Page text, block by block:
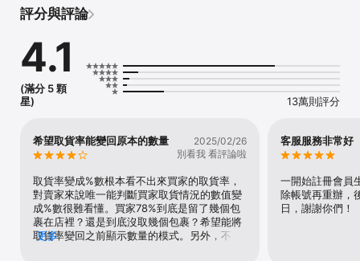
會員於7-ELEVEN消費出示uniopen會員條碼、報手機號碼或使用
值商品。
【功能介紹】
1.累積-查詢最新點數優惠情報、累點通路及活動。
2.兌換-優惠商品及合作通路優惠券兌換。
5.支付-OPEN錢包、icash Pay及雲端開心卡支付超方便！
6.服務-ibon 售票、列印、繳費、寄件、儲值、紅利、購物及生活服
7.集點-小7集點卡，集點、兌點更EASY！
8.發票-消費存發票，專屬對獎/通知領獎更貼心。
9.團購-i划算，一人即享團購價。
【支援規格】
評分與評論
4.1
(滿分 5 顆
星)
13萬則評分
希望取貨率能變回原本的數量
2025/02/26
別看我 看評論啦
取貨率變成%數根本看不出來買家的取貨率，
對賣家來說唯一能判斷買家取貨情況的數值變
成%數很難看懂。買家78%到底是留了幾個包
裹在店裡？還是到底沒取幾個包裹？希望能將
取貨率變回之前顯示數量的模式。另外，不取
更多
客服服務非常好
一開始註冊會員
除帳號再重辦，
日，謝謝你們！